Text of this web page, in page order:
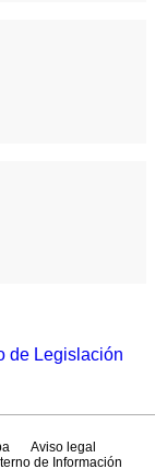
de Legislación
Aviso legal
de Información